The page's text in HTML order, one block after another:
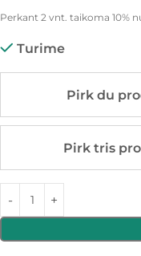
Perkant 2 vnt. taikoma 10%
Turime
Pirk du
Pirk tris